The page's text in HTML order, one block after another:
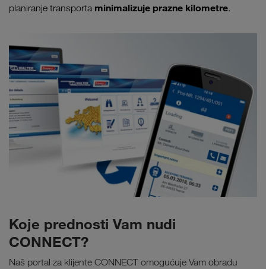
planiranje transporta minimalizuje prazne kilometre.
Koje prednosti Vam nudi
CONNECT?
Naš portal za klijente CONNECT omogućuje Vam obradu